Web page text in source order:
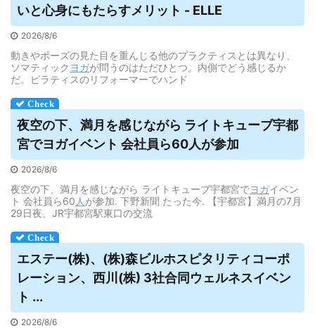
いと心身にもたらすメリット - ELLE
2026/8/6
動きやポーズの見た目を重んじる他のプラクティスとは異なり、
ソマティック ヨガが問うのはただひとつ。内側でどう感じるか
だ。ピラティスのリフォーマーでハンド
夜空の下、満月を感じながら ライトキューブ宇都
宮でヨガイベント 会社員ら60人が参加
2026/8/6
夜空の下、満月を感じながら ライトキューブ宇都宮でヨガイベン
ト 会社員ら60 人 が参加. 下野新聞 たった今. 【宇都宮】満月の7月
29日夜、JR宇都宮駅東口の交流
エステー(株)、(株)森ビルホスピタリティコーポ
レーション、西川(株) 3社合同ウェルネスイベン
ト ...
2026/8/6